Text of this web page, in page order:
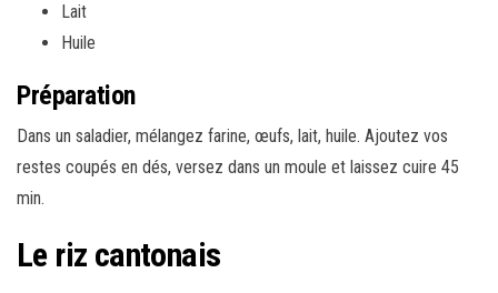
Lait
Huile
Préparation
Dans un saladier, mélangez farine, œufs, lait, huile. Ajoutez vos
restes coupés en dés, versez dans un moule et laissez cuire 45
min.
Le riz cantonais